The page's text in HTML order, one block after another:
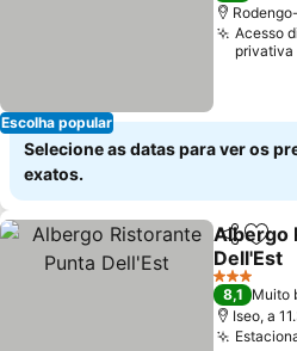
Escolha popular
Acesso
privativa
Selecione as datas para ver os
exatos.
Partilhar
Albergo
Dell'Est
3 Estrelas
8,1 Muito
Iseo, a